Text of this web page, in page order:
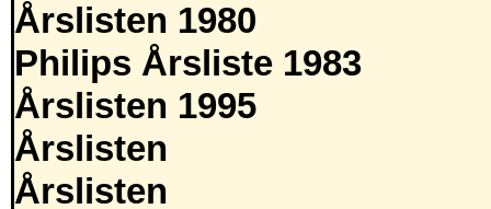
Årslisten 1980
Philips Årsliste 1983
Årslisten 1995
Årslisten
Årslisten